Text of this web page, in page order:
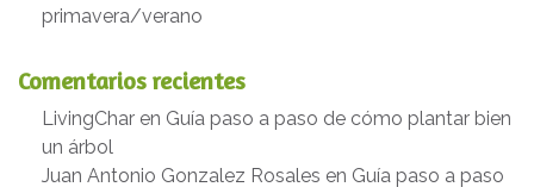
primavera/verano
Comentarios recientes
LivingChar en Guía paso a paso de cómo plantar bien
un árbol
Juan Antonio Gonzalez Rosales en Guía paso a paso